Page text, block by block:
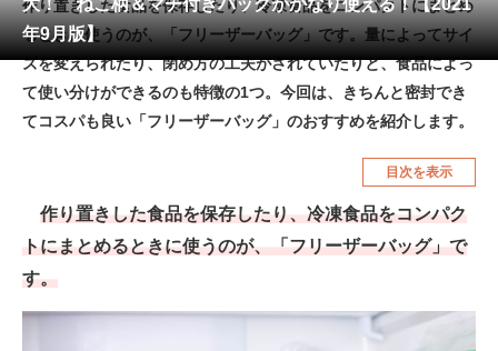
工具・DIY 本・DVD・CD
生活家電 生活用品
空調・季節家電 美容・コスメ
メディア
大！ ねこ柄＆マチ付きバッグがかなり使える！【2021
年9月版】
作り置きした食品を保存したり、冷凍食品をコンパクトにまとめ
るときに使うのが、「フリーザーバッグ」です。量によってサイ
ズを変えられたり、閉め方の工夫がされていたりと、食品によっ
て使い分けができるのも特徴の1つ。今回は、きちんと密封でき
てコスパも良い「フリーザーバッグ」のおすすめを紹介します。
目次を表示
作り置きした食品を保存したり、冷凍食品をコンパク
トにまとめるときに使うのが、「フリーザーバッグ」で
す。